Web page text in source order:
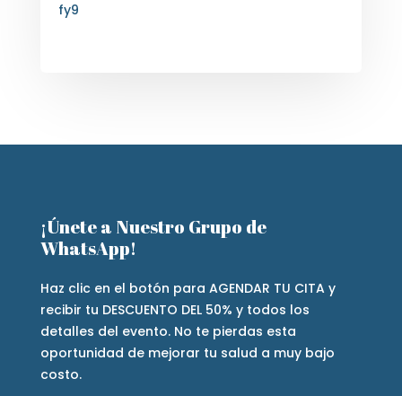
fy9
¡Únete a Nuestro Grupo de
WhatsApp!
Haz clic en el botón para AGENDAR TU CITA y
recibir tu DESCUENTO DEL 50% y todos los
detalles del evento. No te pierdas esta
oportunidad de mejorar tu salud a muy bajo
costo.